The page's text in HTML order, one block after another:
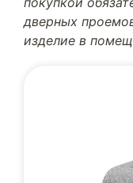
дверных
изделие в